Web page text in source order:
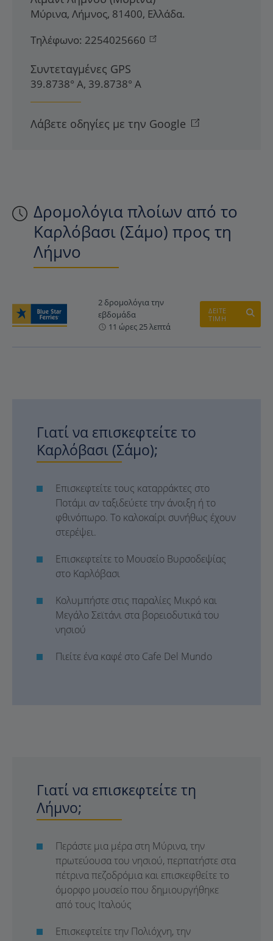
Δρομολόγια πλοίων από το
Καρλόβασι (Σάμο) προς τη
Λήμνο
2 δρομολόγια την
εβδομάδα
11 ώρες 25 λεπτά
ΔΕΙΤΕ
ΤΙΜΗ
Γιατί να επισκεφτείτε το
Καρλόβασι (Σάμο);
Επισκεφτείτε τους καταρράκτες στο
Ποτάμι αν ταξιδεύετε την άνοιξη ή το
φθινόπωρο. Το καλοκαίρι συνήθως έχουν
στερέψει.
Επισκεφτείτε το Μουσείο Βυρσοδεψίας
στο Καρλόβασι
Κολυμπήστε στις παραλίες Μικρό και
Μεγάλο Σεϊτάνι στα βορειοδυτικά του
νησιού
Πιείτε ένα καφέ στο Cafe Del Mundo
Γιατί να επισκεφτείτε τη
Λήμνο;
Περάστε μια μέρα στη Μύρινα, την
πρωτεύουσα του νησιού, περπατήστε στα
πέτρινα πεζοδρόμια και επισκεφθείτε το
όμορφο μουσείο που δημιουργήθηκε
από τους Ιταλούς
Επισκεφτείτε την Πολιόχνη, την
Μύρινα, Λήμνος, 81400, Ελλάδα.
Τηλέφωνο: 2254025660
Συντεταγμένες GPS
39.8738° Α, 39.8738° Α
Λάβετε οδηγίες με την Google